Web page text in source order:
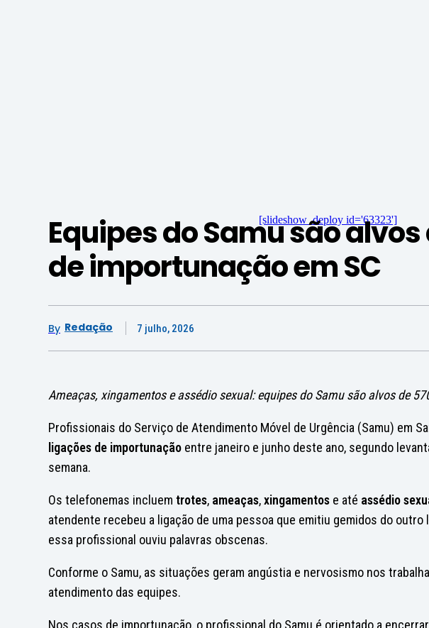
[slideshow_deploy id='63323']
Equipes do Samu são
de importunação em SC
By Redação 7 julho, 2026
Ameaças, xingamentos e assédio sexual: equipes do Samu são alvos de
Profissionais do Serviço de Atendimento Móvel de Urgência (Samu) em
ligações de importunação entre janeiro e junho deste ano, segundo
semana.
Os telefonemas incluem trotes, ameaças,xingamentos e até assédio
atendente recebeu a ligação de uma pessoa que emitiu gemidos do outro
essa profissional ouviu palavras obscenas.
Conforme o Samu, as situações geram angústia e nervosismo nos
atendimento das equipes.
Nos casos de importunação, o profissional do Samu é orientado a